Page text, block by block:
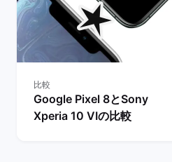
比較
Google Pixel 8とSony
Xperia 10 VIの比較